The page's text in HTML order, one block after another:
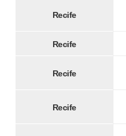
Recife
Recife
Recife
Recife